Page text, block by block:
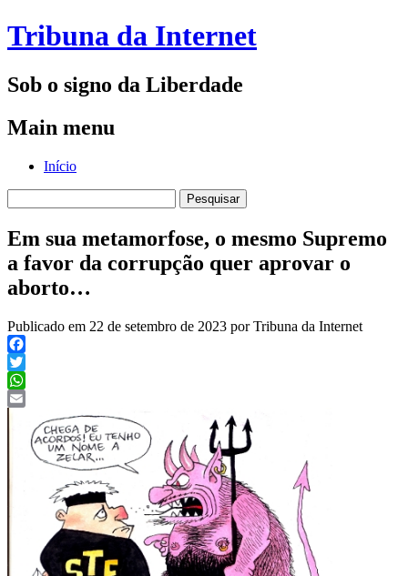
Tribuna da Internet
Sob o signo da Liberdade
Main menu
Skip
Início
por:
Em sua metamorfose, o mesmo Supremo
a favor da corrupção quer aprovar o
aborto…
Publicado em 22 de setembro de 2023 por Tribuna da Internet
Facebook
Twitter
WhatsApp